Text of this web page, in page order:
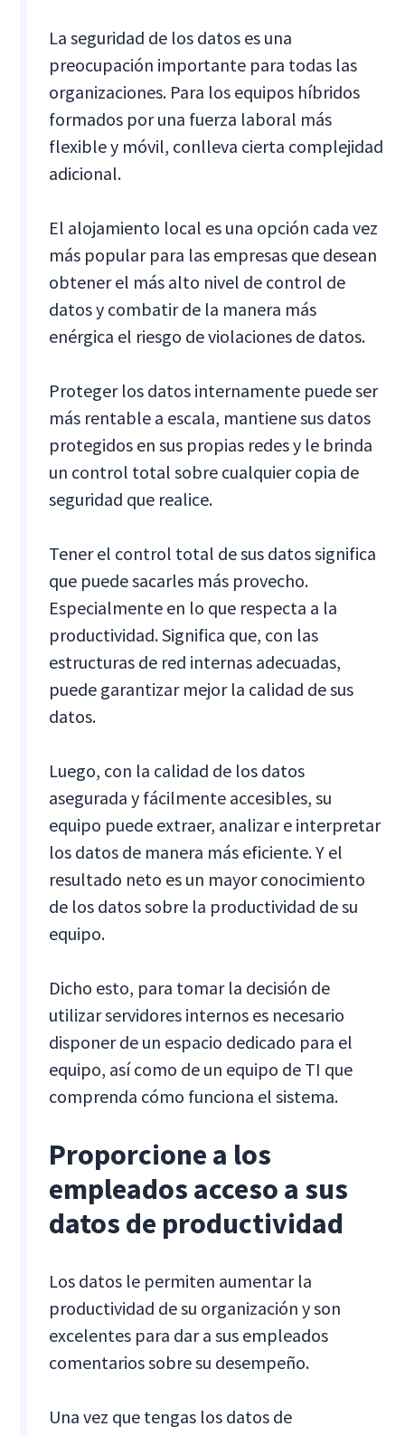
La seguridad de los datos es una
preocupación importante para todas las
organizaciones. Para los equipos híbridos
formados por una fuerza laboral más
flexible y móvil, conlleva cierta complejidad
adicional.
El alojamiento local es una opción cada vez
más popular para las empresas que desean
obtener el más alto nivel de control de
datos y combatir de la manera más
enérgica el riesgo de violaciones de datos.
Proteger los datos internamente puede ser
más rentable a escala, mantiene sus datos
protegidos en sus propias redes y le brinda
un control total sobre cualquier copia de
seguridad que realice.
Tener el control total de sus datos significa
que puede sacarles más provecho.
Especialmente en lo que respecta a la
productividad. Significa que, con las
estructuras de red internas adecuadas,
puede garantizar mejor la calidad de sus
datos.
Luego, con la calidad de los datos
asegurada y fácilmente accesibles, su
equipo puede extraer, analizar e interpretar
los datos de manera más eficiente. Y el
resultado neto es un mayor conocimiento
de los datos sobre la productividad de su
equipo.
Dicho esto, para tomar la decisión de
utilizar servidores internos es necesario
disponer de un espacio dedicado para el
equipo, así como de un equipo de TI que
comprenda cómo funciona el sistema.
Proporcione a los
empleados acceso a sus
datos de productividad
Los datos le permiten aumentar la
productividad de su organización y son
excelentes para dar a sus empleados
comentarios sobre su desempeño.
Una vez que tengas los datos de